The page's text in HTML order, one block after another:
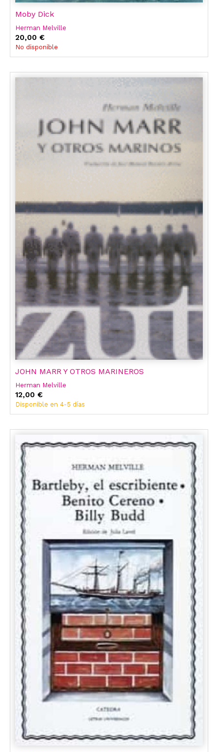
Moby Dick
Herman Melville
20,00 €
No disponible
JOHN MARR Y OTROS MARINEROS
Herman Melville
12,00 €
Disponible en 4-5 días